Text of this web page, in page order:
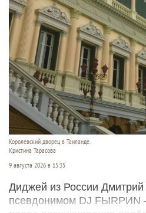
Королевский дворец в Таиланде.
Кристина Тарасова
9 августа 2026 в 15:35
Диджей из России
псевдонимом DJ FЫRРИN